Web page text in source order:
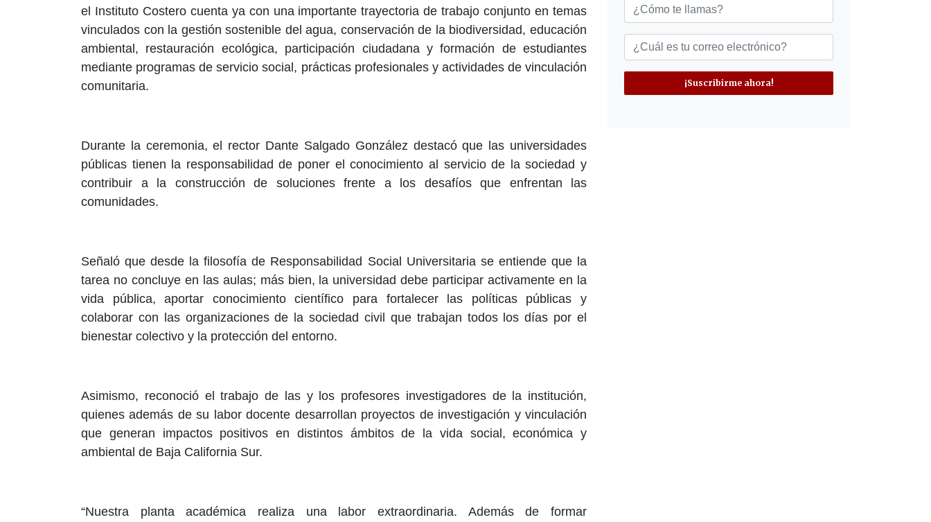
el Instituto Costero cuenta ya con una importante trayectoria de trabajo conjunto en temas
vinculados con la gestión sostenible del agua, conservación de la biodiversidad, educación
ambiental, restauración ecológica, participación ciudadana y formación de estudiantes
mediante programas de servicio social, prácticas profesionales y actividades de vinculación
comunitaria.
Durante la ceremonia, el rector Dante Salgado González destacó que las universidades
públicas tienen la responsabilidad de poner el conocimiento al servicio de la sociedad y
contribuir a la construcción de soluciones frente a los desafíos que enfrentan las
comunidades.
Señaló que desde la filosofía de Responsabilidad Social Universitaria se entiende que la
tarea no concluye en las aulas; más bien, la universidad debe participar activamente en la
vida pública, aportar conocimiento científico para fortalecer las políticas públicas y
colaborar con las organizaciones de la sociedad civil que trabajan todos los días por el
bienestar colectivo y la protección del entorno.
Asimismo, reconoció el trabajo de las y los profesores investigadores de la institución,
quienes además de su labor docente desarrollan proyectos de investigación y vinculación
que generan impactos positivos en distintos ámbitos de la vida social, económica y
ambiental de Baja California Sur.
“Nuestra planta académica realiza una labor extraordinaria. Además de formar
¡Suscribirme ahora!